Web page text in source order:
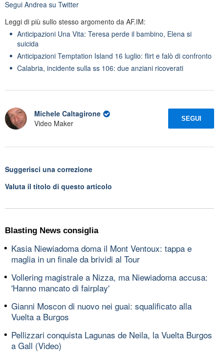
Segui Andrea su Twitter
Leggi di più sullo stesso argomento da AF.IM:
Anticipazioni Una Vita: Teresa perde il bambino, Elena si
suicida
Anticipazioni Temptation Island 16 luglio: flirt e falò di confronto
Calabria, incidente sulla ss 106: due anziani ricoverati
Michele Caltagirone
Video Maker
SEGUI
Suggerisci una correzione
Valuta il titolo di questo articolo
Blasting News consiglia
Kasia Niewiadoma doma il Mont Ventoux: tappa e
maglia in un finale da brividi al Tour
Vollering magistrale a Nizza, ma Niewiadoma accusa:
'Hanno mancato di fairplay'
Gianni Moscon di nuovo nei guai: squalificato alla
Vuelta a Burgos
Pellizzari conquista Lagunas de Neila, la Vuelta Burgos
a Gall (Video)